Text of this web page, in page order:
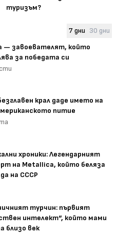
туризъм?
7 дни 30 дни
— завоевателят, който
за победата си
крал даде името на
питие
хроники: Легендарният
на Metallica, който беляза
на СССР
турчин: първият
интелект“, който мами
близо век